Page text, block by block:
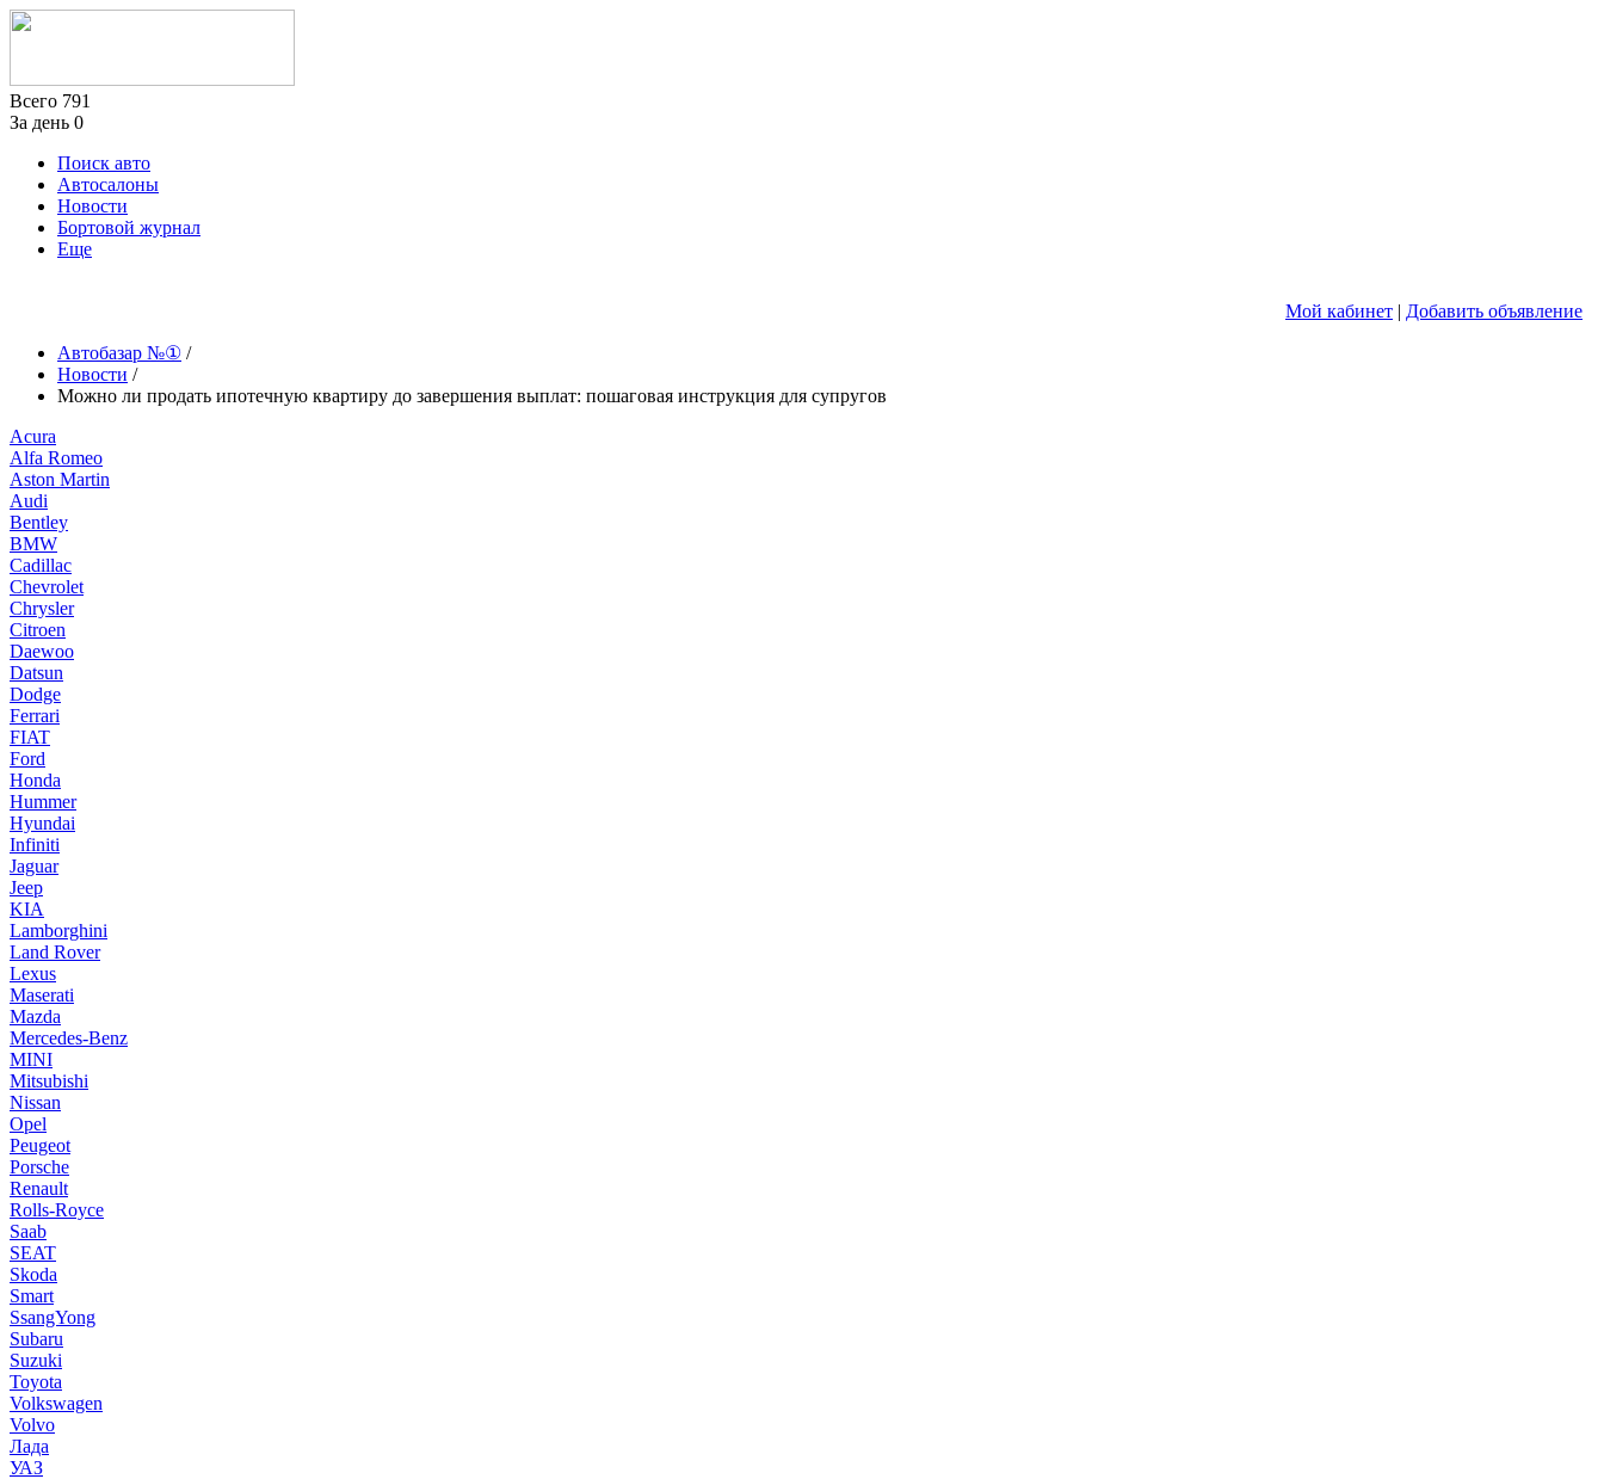
Всего 791
За день 0
Поиск авто
Автосалоны
Новости
Бортовой журнал
Еще
Мой кабинет | Добавить объявление
Автобазар №① /
Новости /
Можно ли продать ипотечную квартиру до завершения выплат: пошаговая инструкция для супругов
Acura
Alfa Romeo
Aston Martin
Audi
Bentley
BMW
Cadillac
Chevrolet
Chrysler
Citroen
Daewoo
Datsun
Dodge
Ferrari
FIAT
Ford
Honda
Hummer
Hyundai
Infiniti
Jaguar
Jeep
KIA
Lamborghini
Land Rover
Lexus
Maserati
Mazda
Mercedes-Benz
MINI
Mitsubishi
Nissan
Opel
Peugeot
Porsche
Renault
Rolls-Royce
Saab
SEAT
Skoda
Smart
SsangYong
Subaru
Suzuki
Toyota
Volkswagen
Volvo
Лада
УАЗ